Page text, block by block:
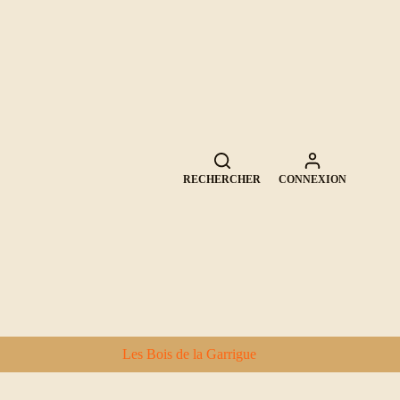
RECHERCHER CONNEXION
Les Bois de la Garrigue